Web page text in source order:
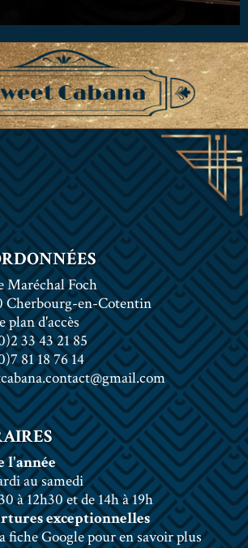
Maréchal Foch
Cherbourg-en-Cotentin
plan d'accès
33 43 21 85
81 18 76 14
l'année
au samedi
à 12h30 et de 14h à 19h
exceptionnelles
fiche Google pour en savoir plus